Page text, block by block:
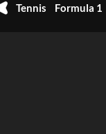
Tennis Formula 1